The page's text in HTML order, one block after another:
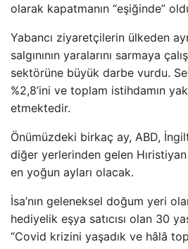
olarak kapatmanın “eşiğinde”
Yabancı ziyaretçilerin ülkeden
salgınının yaralarını sarmaya
sektörüne büyük darbe vurdu.
%2,8’ini ve toplam istihdamın
etmektedir.
Önümüzdeki birkaç ay, ABD,
diğer yerlerinden gelen Hıristiyan
en yoğun ayları olacak.
İsa’nın geleneksel doğum yeri
hediyelik eşya satıcısı olan 30
“Covid krizini yaşadık ve hâlâ